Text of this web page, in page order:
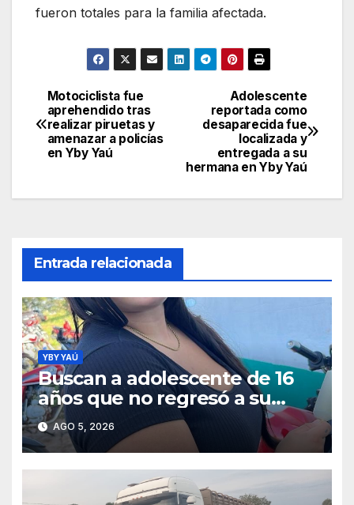
fueron totales para la familia afectada.
Navegación
de
entradas
Adolescente
reportada como
desaparecida fue
localizada y
entregada a su
hermana en Yby Yaú
Motociclista fue
aprehendido tras
realizar piruetas y
amenazar a policías
en Yby Yaú
Entrada relacionada
YBY YAÚ
Buscan a adolescente de 16
años que no regresó a su
hogar en Yby Yaú
AGO 5, 2026